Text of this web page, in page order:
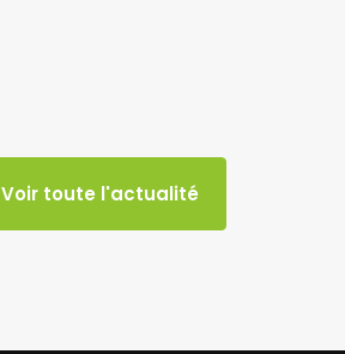
Voir toute l'actualité